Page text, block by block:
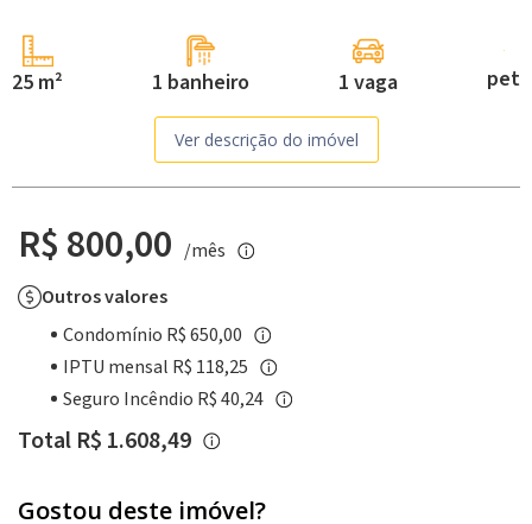
25 m² 1 banheiro 1 vaga pet
Ver descrição do imóvel
R$ 800,00 /mês
Outros valores
Condomínio R$ 650,00
IPTU mensal R$ 118,25
Seguro Incêndio R$ 40,24
Total R$ 1.608,49
Gostou deste imóvel?